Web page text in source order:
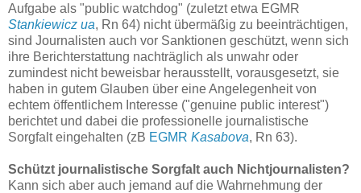
Aufgabe als "public watchdog" (zuletzt etwa EGMR
Stankiewicz ua, Rn 64) nicht übermäßig zu beeinträchtigen,
sind Journalisten auch vor Sanktionen geschützt, wenn sich
ihre Berichterstattung nachträglich als unwahr oder
zumindest nicht beweisbar herausstellt, vorausgesetzt, sie
haben in gutem Glauben über eine Angelegenheit von
echtem öffentlichem Interesse ("genuine public interest")
berichtet und dabei die professionelle journalistische
Sorgfalt eingehalten (zB EGMR Kasabova, Rn 63).
Schützt journalistische Sorgfalt auch Nichtjournalisten?
Kann sich aber auch jemand auf die Wahrnehmung der